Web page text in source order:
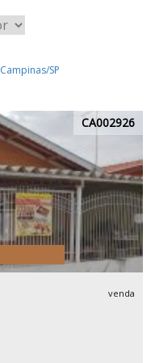
Campinas/SP
CA002926
venda